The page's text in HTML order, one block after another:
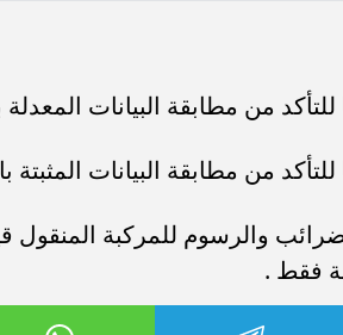
من مطابقة البيانات
من مطابقة البيانات المثبتة
والرسوم للمركبة المنقول
فقط .